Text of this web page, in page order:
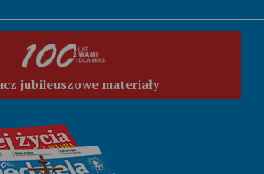
jubileuszowe materiały